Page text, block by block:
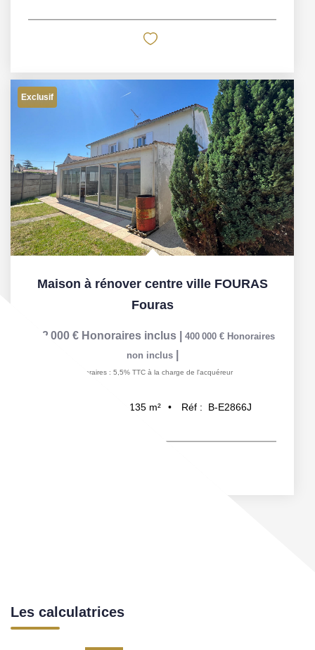
Exclusif
Maison à rénover centre ville FOURAS
Fouras
422 000 € Honoraires inclus 400 000 € Honoraires
non inclus
Honoraires : 5,5% TTC à la charge de l'acquéreur
135 m² Réf : B-E2866J
Les calculatrices